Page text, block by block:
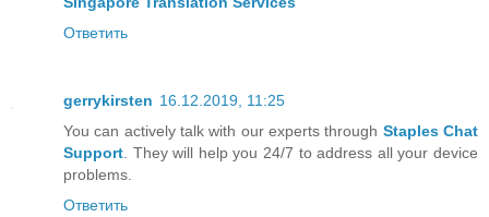
Ответить
gerrykirsten 16.12.2019, 11:25
You can actively talk with our experts through Staples Chat
Support . They will help you 24/7 to address all your device
problems.
Ответить